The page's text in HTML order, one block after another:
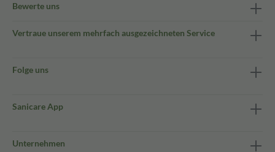
Bewerte uns
Vertraue unserem mehrfach ausgezeichneten Service
Folge uns
Sanicare App
Unternehmen